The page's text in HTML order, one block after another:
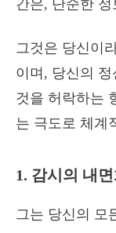
간은, 단순한
그것은 당신이
이며, 당신의
것을 허락하는
는 극도로 체계
1. 감시의 내
그는 당신의 모